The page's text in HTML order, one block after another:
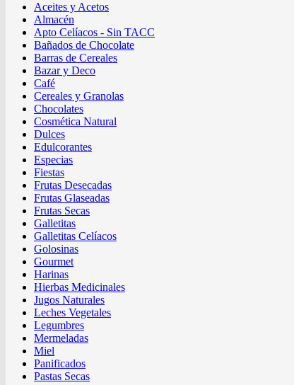
Aceites y Acetos
Almacén
Apto Celíacos - Sin TACC
Bañados de Chocolate
Barras de Cereales
Bazar y Deco
Café
Cereales y Granolas
Chocolates
Cosmética Natural
Dulces
Edulcorantes
Especias
Fiestas
Frutas Desecadas
Frutas Glaseadas
Frutas Secas
Galletitas
Galletitas Celíacos
Golosinas
Gourmet
Harinas
Hierbas Medicinales
Jugos Naturales
Leches Vegetales
Legumbres
Mermeladas
Miel
Panificados
Pastas Secas